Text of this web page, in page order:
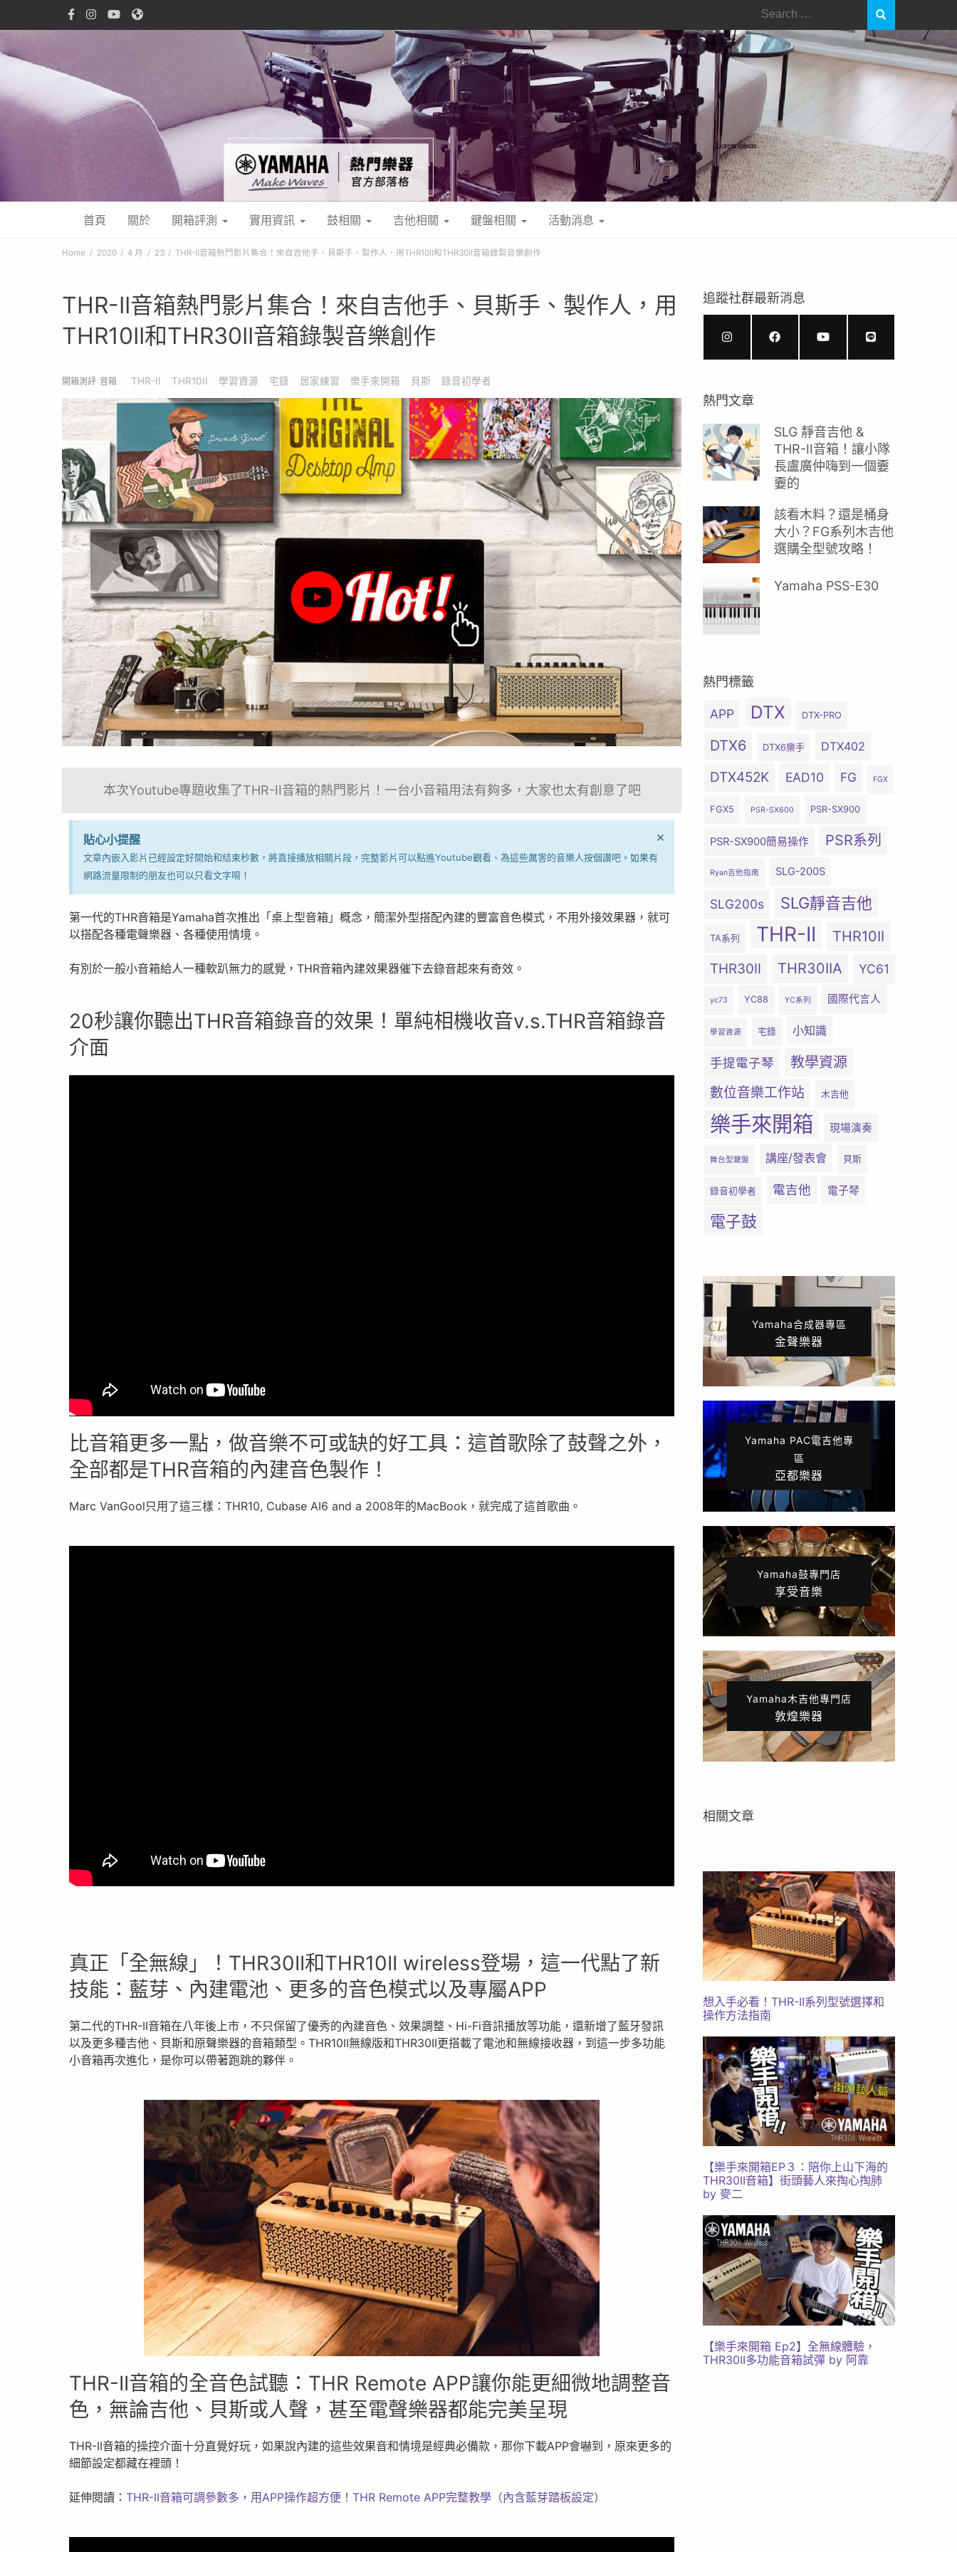
首頁 關於 開箱評測 實用資訊 鼓相關 吉他相關 鍵盤相關 活動消息
Home 2020 4 月 23 THR-II音箱熱門影片集合！來自吉他手、貝斯手、製作人，用THR10II和THR30II音箱錄製音樂創作
THR-II音箱熱門影片集合！來自吉他手、貝斯手、製作人，用
THR10II和THR30II音箱錄製音樂創作
開箱測評 音箱 THR-II THR10II 學習資源 宅錄 居家練習 樂手來開箱 貝斯 錄音初學者
本次Youtube專題收集了THR-II音箱的熱門影片！一台小音箱用法有夠多，大家也太有創意了吧
貼心小提醒
文章內嵌入影片已經設定好開始和結束秒數，將直接播放相關片段，完整影片可以點進Youtube觀看、為這些厲害的音樂人按個讚吧。如果有
網路流量限制的朋友也可以只看文字唷！
×
第一代的THR音箱是Yamaha首次推出「桌上型音箱」概念，簡潔外型搭配內建的豐富音色模式，不用外接效果器，就可
以搭配各種電聲樂器、各種使用情境。
有別於一般小音箱給人一種軟趴無力的感覺，THR音箱內建效果器催下去錄音起來有奇效。
20秒讓你聽出THR音箱錄音的效果！單純相機收音v.s.THR音箱錄音
介面
比音箱更多一點，做音樂不可或缺的好工具：這首歌除了鼓聲之外，
全部都是THR音箱的內建音色製作！
Marc VanGool只用了這三樣：THR10, Cubase AI6 and a 2008年的MacBook，就完成了這首歌曲。
真正「全無線」！THR30II和THR10II wireless登場，這一代點了新
技能：藍芽、內建電池、更多的音色模式以及專屬APP
第二代的THR-II音箱在八年後上市，不只保留了優秀的內建音色、效果調整、Hi-Fi音訊播放等功能，還新增了藍牙發訊
以及更多種吉他、貝斯和原聲樂器的音箱類型。THR10II無線版和THR30II更搭載了電池和無線接收器，到這一步多功能
小音箱再次進化，是你可以帶著跑跳的夥伴。
THR-II音箱的全音色試聽：THR Remote APP讓你能更細微地調整音
色，無論吉他、貝斯或人聲，甚至電聲樂器都能完美呈現
THR-II音箱的操控介面十分直覺好玩，如果說內建的這些效果音和情境是經典必備款，那你下載APP會嚇到，原來更多的
細節設定都藏在裡頭！
延伸閱讀： THR-II音箱可調參數多，用APP操作超方便！THR Remote APP完整教學（內含藍芽踏板設定）
追蹤社群最新消息
熱門文章
SLG 靜音吉他 &
THR-II音箱！讓小隊
長盧廣仲嗨到一個嫑
嫑的
該看木料？還是桶身
大小？FG系列木吉他
選購全型號攻略！
Yamaha PSS-E30
熱門標籤
APP DTX DTX-PRO
DTX6 DTX6樂手 DTX402
DTX452K EAD10 FG FGX
FGX5 PSR-SX600 PSR-SX900
PSR-SX900簡易操作 PSR系列
Ryan吉他指南 SLG-200S
SLG200s SLG靜音吉他
TA系列 THR-II THR10II
THR30II THR30IIA YC61
yc73 YC88 YC系列 國際代言人
學習資源 宅錄 小知識
手提電子琴 教學資源
數位音樂工作站 木吉他
樂手來開箱 現場演奏
舞台型鍵盤 講座/發表會 貝斯
錄音初學者 電吉他 電子琴
電子鼓
Yamaha合成器專區
金聲樂器
Yamaha PAC電吉他專
區
亞都樂器
Yamaha鼓專門店
享受音樂
Yamaha木吉他專門店
敦煌樂器
相關文章
想入手必看！THR-II系列型號選擇和
操作方法指南
【樂手來開箱EP３：陪你上山下海的
THR30II音箱】街頭藝人來掏心掏肺
by 麥二
【樂手來開箱 Ep2】全無線體驗，
THR30II多功能音箱試彈 by 阿靠